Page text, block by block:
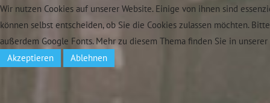
Wir nutzen Cookies auf unserer Website. Einige von ihnen sind
können selbst entscheiden, ob Sie die Cookies zulassen möchten.
außerdem Google Fonts. Mehr zu diesem Thema finden Sie in
Akzeptieren
Ablehnen